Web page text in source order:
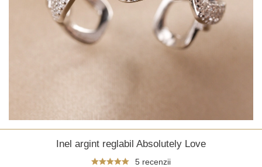
Inel argint reglabil Absolutely Love
5 recenzii